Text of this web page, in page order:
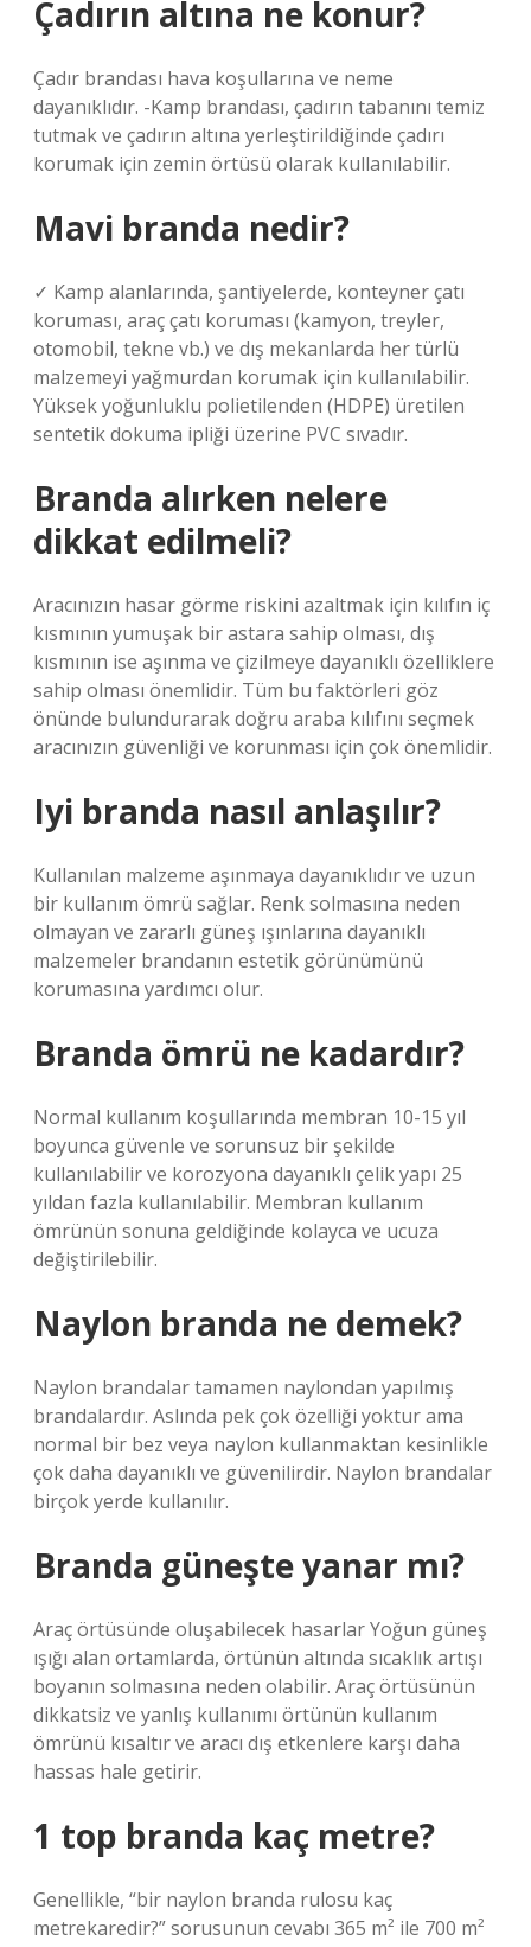
Çadırın altına ne konur?
Çadır brandası hava koşullarına ve neme
dayanıklıdır. -Kamp brandası, çadırın tabanını temiz
tutmak ve çadırın altına yerleştirildiğinde çadırı
korumak için zemin örtüsü olarak kullanılabilir.
Mavi branda nedir?
✓ Kamp alanlarında, şantiyelerde, konteyner çatı
koruması, araç çatı koruması (kamyon, treyler,
otomobil, tekne vb.) ve dış mekanlarda her türlü
malzemeyi yağmurdan korumak için kullanılabilir.
Yüksek yoğunluklu polietilenden (HDPE) üretilen
sentetik dokuma ipliği üzerine PVC sıvadır.
Branda alırken nelere
dikkat edilmeli?
Aracınızın hasar görme riskini azaltmak için kılıfın iç
kısmının yumuşak bir astara sahip olması, dış
kısmının ise aşınma ve çizilmeye dayanıklı özelliklere
sahip olması önemlidir. Tüm bu faktörleri göz
önünde bulundurarak doğru araba kılıfını seçmek
aracınızın güvenliği ve korunması için çok önemlidir.
Iyi branda nasıl anlaşılır?
Kullanılan malzeme aşınmaya dayanıklıdır ve uzun
bir kullanım ömrü sağlar. Renk solmasına neden
olmayan ve zararlı güneş ışınlarına dayanıklı
malzemeler brandanın estetik görünümünü
korumasına yardımcı olur.
Branda ömrü ne kadardır?
Normal kullanım koşullarında membran 10-15 yıl
boyunca güvenle ve sorunsuz bir şekilde
kullanılabilir ve korozyona dayanıklı çelik yapı 25
yıldan fazla kullanılabilir. Membran kullanım
ömrünün sonuna geldiğinde kolayca ve ucuza
değiştirilebilir.
Naylon branda ne demek?
Naylon brandalar tamamen naylondan yapılmış
brandalardır. Aslında pek çok özelliği yoktur ama
normal bir bez veya naylon kullanmaktan kesinlikle
çok daha dayanıklı ve güvenilirdir. Naylon brandalar
birçok yerde kullanılır.
Branda güneşte yanar mı?
Araç örtüsünde oluşabilecek hasarlar Yoğun güneş
ışığı alan ortamlarda, örtünün altında sıcaklık artışı
boyanın solmasına neden olabilir. Araç örtüsünün
dikkatsiz ve yanlış kullanımı örtünün kullanım
ömrünü kısaltır ve aracı dış etkenlere karşı daha
hassas hale getirir.
1 top branda kaç metre?
Genellikle, “bir naylon branda rulosu kaç
metrekaredir?” sorusunun cevabı 365 m² ile 700 m²